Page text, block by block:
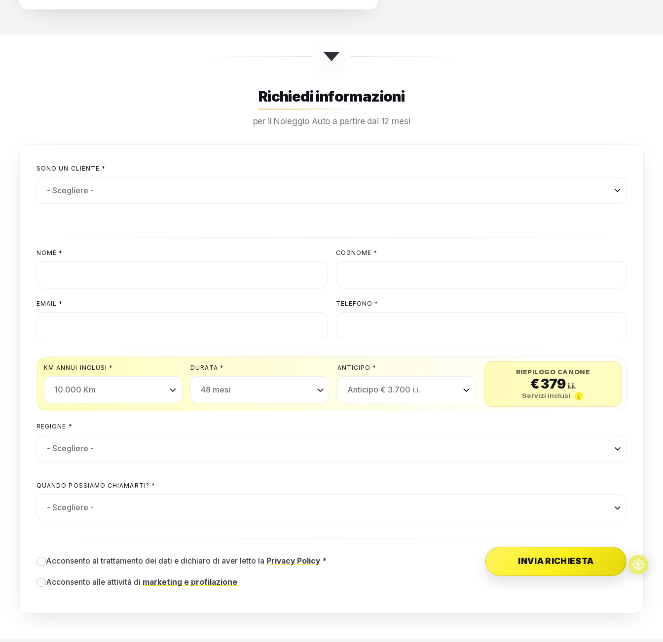
Richiedi informazioni
per il Noleggio Auto a partire dai 12 mesi
SONO UN CLIENTE *
NOME * COGNOME *
EMAIL * TELEFONO *
KM ANNUI INCLUSI * DURATA * ANTICIPO *
RIEPILOGO CANONE
€ 379 i.i.
Servizi inclusi
REGIONE *
QUANDO POSSIAMO CHIAMARTI? *
Acconsento al trattamento dei dati e dichiaro di aver letto la Privacy Policy*
Acconsento alle attività di marketing e profilazione